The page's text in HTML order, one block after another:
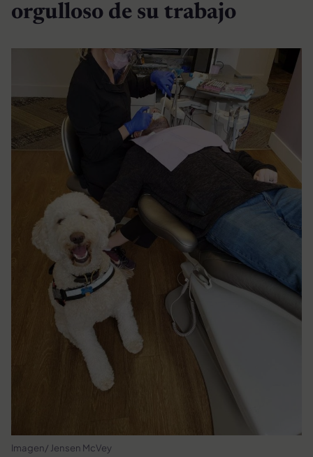
orgulloso de su trabajo
Imagen/ Jensen McVey